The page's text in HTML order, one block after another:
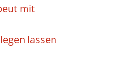
mit
lassen